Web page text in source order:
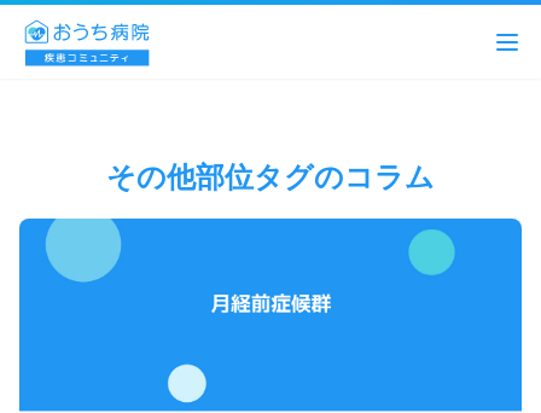
その他部位タグのコラム